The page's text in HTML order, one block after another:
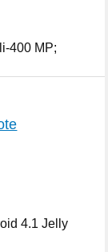
400 MP;
4.1 Jelly